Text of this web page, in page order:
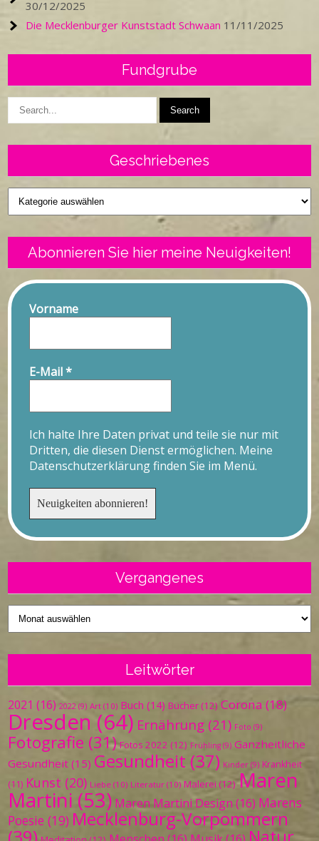
30/12/2025
Die Mecklenburger Kunststadt Schwaan 11/11/2025
Fundgrube
Geschriebenes
Geschriebenes
Abonnieren Sie hier meine Neuigkeiten!
Vorname
E-Mail*
Ich halte Ihre Daten privat und teile sie nur mit
Dritten, die diesen Dienst ermöglichen. Meine
Datenschutzerklärung finden Sie im Menü.
Vergangenes
Vergangenes
Leitwörter
2021 (16) 2022 (9) Art (10) Buch (14) Bücher (12) Corona (18)
Dresden (64) Ernährung (21) Foto (9)
Fotografie (31) Fotos 2022 (12) Frühling (9) Ganzheitliche
Gesundheit (15) Gesundheit (37) Kinder (9) Krankheit
(11) Kunst (20) Liebe (10) Literatur (10) Malerei (12) Maren
Martini (53) Maren Martini Design (16) Marens
Poesie (19) Mecklenburg-Vorpommern